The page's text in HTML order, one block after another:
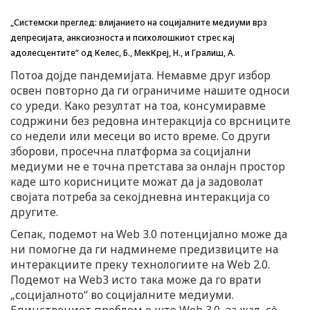
„Системски преглед: влијанието на социјалните медиуми врз
депресијата, анксиозноста и психолошкиот стрес кај
адолесцентите“ од Келес, Б., МекКреј, Н., и Гралиш, А.
Потоа дојде пандемијата. Немавме друг избор
освен повторно да ги ограничиме нашите односи
со уреди. Како резултат на тоа, консумиравме
содржини без редовна интеракција со врсниците
со недели или месеци во исто време. Со други
зборови, просечна платформа за социјални
медиуми не е точна претстава за онлајн простор
каде што корисниците можат да ја задоволат
својата потреба за секојдневна интеракција со
другите.
Сепак, подемот на Web 3.0 потенцијално може да
ни помогне да ги надминеме предизвиците на
интеракциите преку технологиите на Web 2.0.
Подемот на Web3 исто така може да го врати
„социјалното“ во социјалните медиуми.